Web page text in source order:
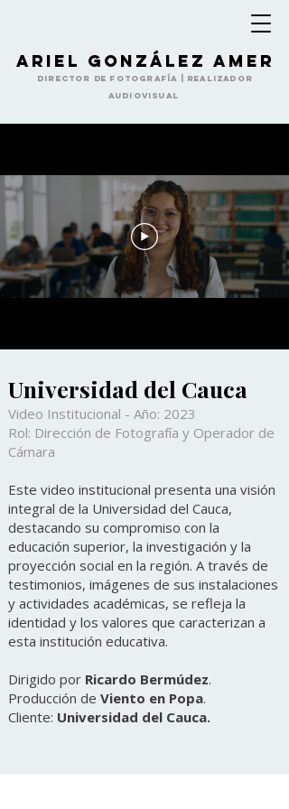
Ariel González Amer
Director de Fotografía | Realizador
Audiovisual
Universidad del Cauca
Video Institucional - Año: 2023
Rol: Dirección de Fotografía y Operador de
Cámara
Este video institucional presenta una visión
integral de la Universidad del Cauca,
destacando su compromiso con la
educación superior, la investigación y la
proyección social en la región. A través de
testimonios, imágenes de sus instalaciones
y actividades académicas, se refleja la
identidad y los valores que caracterizan a
esta institución educativa.
Dirigido por Ricardo Bermúdez.
Producción de Viento en Popa.
Cliente: Universidad del Cauca.